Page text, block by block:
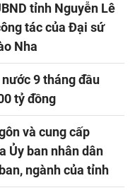
tỉnh Nguyễn Lê
tác của Đại sứ
Nha
9 tháng đầu
tỷ đồng
và cung cấp
Ủy ban nhân dân
ngành của tỉnh